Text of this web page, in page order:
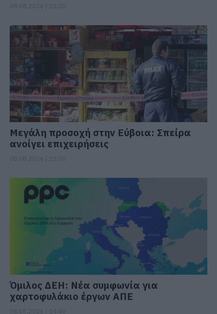
Μεγάλη προσοχή στην Εύβοια: Σπείρα
ανοίγει επιχειρήσεις
Όμιλος ΔΕΗ: Νέα συμφωνία για
χαρτοφυλάκιο έργων ΑΠΕ